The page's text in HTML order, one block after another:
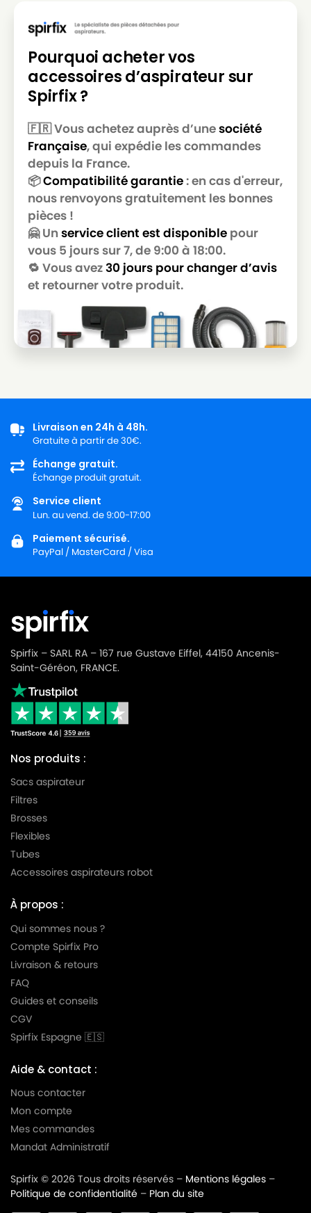
Pourquoi acheter vos
accessoires d’aspirateur sur
Spirfix ?
🇫🇷 Vous achetez auprès d’unesociété
Française, qui expédie les commandes
depuis la France.
📦Compatibilité garantie: en cas d'erreur,
nous renvoyons gratuitement les bonnes
pièces !
🤗 Un service client est disponible pour
vous 5 jours sur 7, de 9:00 à 18:00.
🔁 Vous avez30 jours pour changer d’avis
et retourner votre produit.
Livraison en 24h à 48h.
Gratuite à partir de 30€.
Échange gratuit.
Échange produit gratuit.
Service client
Lun. au vend. de 9:00-17:00
Paiement sécurisé.
PayPal / MasterCard / Visa
Spirfix – SARL RA – 167 rue Gustave Eiffel, 44150 Ancenis-
Saint-Géréon, FRANCE.
Nos produits :
Sacs aspirateur
Filtres
Brosses
Flexibles
Tubes
Accessoires aspirateurs robot
À propos :
Qui sommes nous ?
Compte Spirfix Pro
Livraison & retours
FAQ
Guides et conseils
CGV
Spirfix Espagne 🇪🇸
Aide & contact :
Nous contacter
Mon compte
Mes commandes
Mandat Administratif
Spirfix © 2026 Tous droits réservés – Mentions légales –
Politique de confidentialité – Plan du site